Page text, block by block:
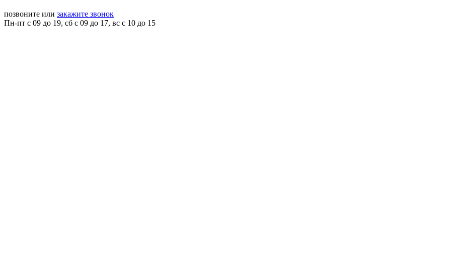
позвоните или закажите звонок
Пн-пт с 09 до 19, сб с 09 до 17, вс c 10 до 15